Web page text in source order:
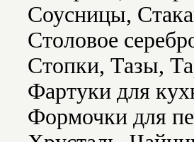
Соусницы,
Столовое
Стопки, Тазы,
Фартуки для
Формочки для